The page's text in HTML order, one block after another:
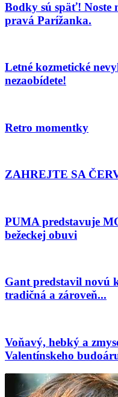
Bodky sú späť! Noste
pravá Parížanka.
Letné kozmetické
nezaobídete!
Retro momentky
ZAHREJTE SA
PUMA predstavuje
bežeckej obuvi
Gant predstavil novú
tradičná a zároveň...
Voňavý, hebký a
Valentínskeho